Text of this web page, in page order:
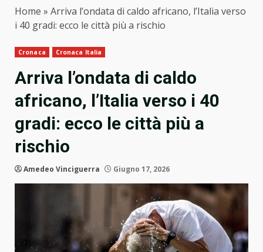
Home » Arriva l’ondata di caldo africano, l’Italia verso
i 40 gradi: ecco le città più a rischio
Cronaca Cronaca Italia
Arriva l’ondata di caldo
africano, l’Italia verso i 40
gradi: ecco le città più a
rischio
Amedeo Vinciguerra Giugno 17, 2026